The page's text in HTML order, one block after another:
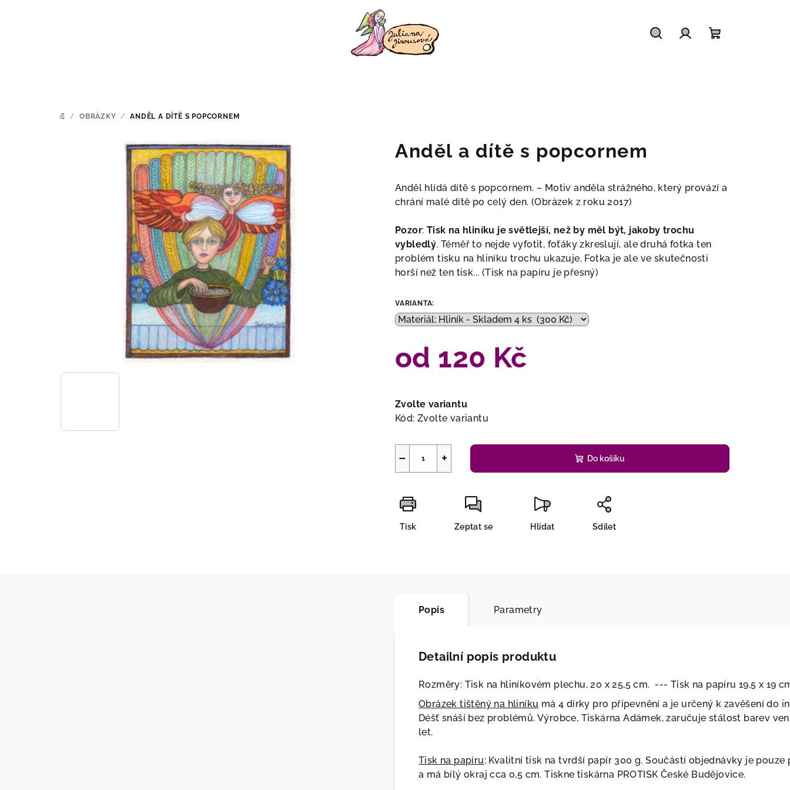
DOMŮ
/ OBRÁZKY / ANDĚL A DÍTĚ S POPCORNEM
Anděl a dítě s popcornem
Anděl hlídá dítě s popcornem. – Motiv anděla strážného, který provází a
chrání malé dítě po celý den. (Obrázek z roku 2017)
Pozor: Tisk na hliníku je světlejší, než by měl být, jakoby trochu
vybledlý. Téměř to nejde vyfotit, foťáky zkreslují, ale druhá fotka ten
problém tisku na hliníku trochu ukazuje. Fotka je ale ve skutečnosti
horší než ten tisk... (Tisk na papíru je přesný)
VARIANTA:
od 120 Kč
cena:
Zvolte variantu
Kód: Zvolte variantu
+
− Do košíku
Tisk Zeptat se Hlídat Sdílet
Popis Parametry
Detailní popis produktu
Rozměry: Tisk na hliníkovém plechu, 20 x 25,5 cm. --- Tisk na papíru 19,5 x 19
Obrázek tištěný na hliníku má 4 dírky pro připevnění a je určený k zavěšení do
Déšť snáší bez problémů. Výrobce, Tiskárna Adámek, zaručuje stálost barev
let.
Tisk na papíru: Kvalitní tisk na tvrdší papír 300 g. Součástí objednávky je
a má bílý okraj cca 0,5 cm. Tiskne tiskárna PROTISK České Budějovice.